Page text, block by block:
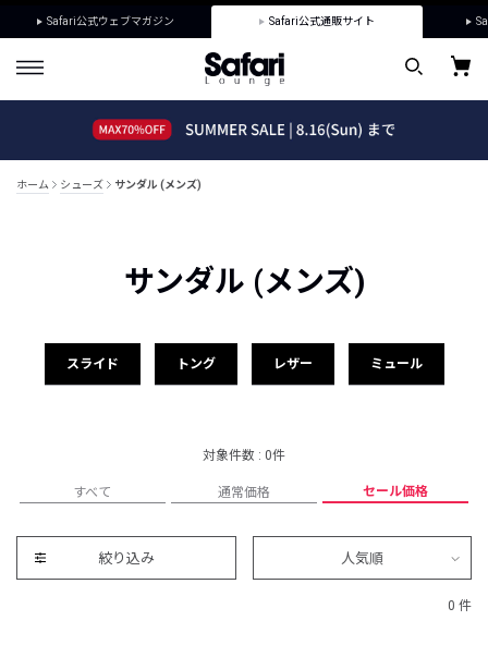
Safari公式ウェブマガジン Safari公式通販サイト
ホーム シューズ サンダル (メンズ)
サンダル (メンズ)
スライド トング レザー ミュール
対象件数 : 0件
すべて 通常価格 セール価格
絞り込み 人気順
0 件